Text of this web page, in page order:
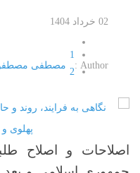
02 خرداد 1404
1
2
4
Author : مصطفی
اصلاحات و اصلاح